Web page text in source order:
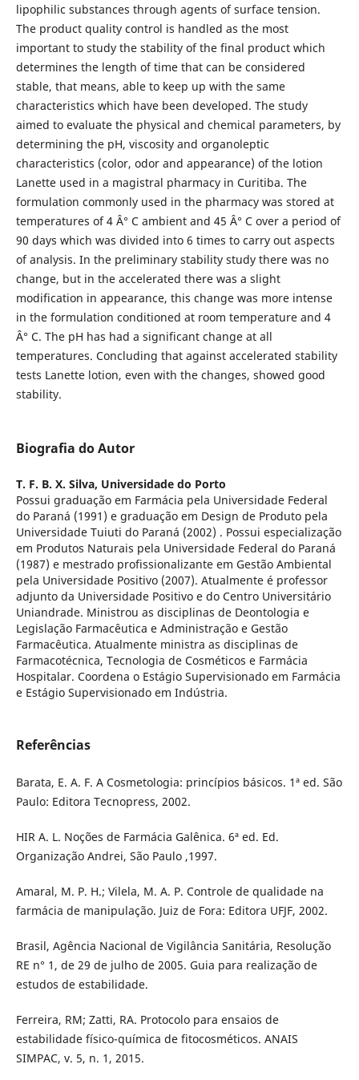
lipophilic substances through agents of surface tension.
The product quality control is handled as the most
important to study the stability of the final product which
determines the length of time that can be considered
stable, that means, able to keep up with the same
characteristics which have been developed. The study
aimed to evaluate the physical and chemical parameters, by
determining the pH, viscosity and organoleptic
characteristics (color, odor and appearance) of the lotion
Lanette used in a magistral pharmacy in Curitiba. The
formulation commonly used in the pharmacy was stored at
temperatures of 4 Â° C ambient and 45 Â° C over a period of
90 days which was divided into 6 times to carry out aspects
of analysis. In the preliminary stability study there was no
change, but in the accelerated there was a slight
modification in appearance, this change was more intense
in the formulation conditioned at room temperature and 4
Â° C. The pH has had a significant change at all
temperatures. Concluding that against accelerated stability
tests Lanette lotion, even with the changes, showed good
stability.
Biografia do Autor
T. F. B. X. Silva, Universidade do Porto
Possui graduação em Farmácia pela Universidade Federal
do Paraná (1991) e graduação em Design de Produto pela
Universidade Tuiuti do Paraná (2002) . Possui especialização
em Produtos Naturais pela Universidade Federal do Paraná
(1987) e mestrado profissionalizante em Gestão Ambiental
pela Universidade Positivo (2007). Atualmente é professor
adjunto da Universidade Positivo e do Centro Universitário
Uniandrade. Ministrou as disciplinas de Deontologia e
Legislação Farmacêutica e Administração e Gestão
Farmacêutica. Atualmente ministra as disciplinas de
Farmacotécnica, Tecnologia de Cosméticos e Farmácia
Hospitalar. Coordena o Estágio Supervisionado em Farmácia
e Estágio Supervisionado em Indústria.
Referências
Barata, E. A. F. A Cosmetologia: princípios básicos. 1ª ed. São
Paulo: Editora Tecnopress, 2002.
HIR A. L. Noções de Farmácia Galênica. 6ª ed. Ed.
Organização Andrei, São Paulo ,1997.
Amaral, M. P. H.; Vilela, M. A. P. Controle de qualidade na
farmácia de manipulação. Juiz de Fora: Editora UFJF, 2002.
Brasil, Agência Nacional de Vigilância Sanitária, Resolução
RE n° 1, de 29 de julho de 2005. Guia para realização de
estudos de estabilidade.
Ferreira, RM; Zatti, RA. Protocolo para ensaios de
estabilidade físico-química de fitocosméticos. ANAIS
SIMPAC, v. 5, n. 1, 2015.